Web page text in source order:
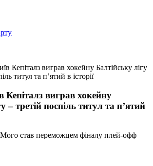
Кепіталз виграв хокейну Балтійську лігу
титул та п’ятий в історії
виграв хокейну
– третій поспіль титул та п’ятий
став переможцем фіналу плей-офф